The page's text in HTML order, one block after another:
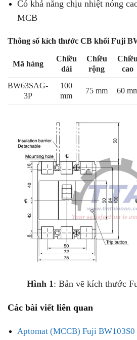
Có khả năng chịu nhiệt nóng
MCB
Thông số kích thước CB khối Fuji
Mã hàng
Chiều
dài
Chiều
rộng
Chiều
cao
BW63SAG-
3P
100
mm
75 mm 60
Hình 1 : Bản vẽ kích thước
Các bài viết liên quan
Aptomat (MCCB) Fuji BW103S0